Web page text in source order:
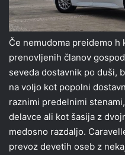
Če nemudoma preidemo h
prenovljenih članov
seveda dostavnik po duši,
na voljo kot popolni
raznimi predelnimi
delavce ali kot šasija z
medosno razdaljo.
prevoz devetih oseb z